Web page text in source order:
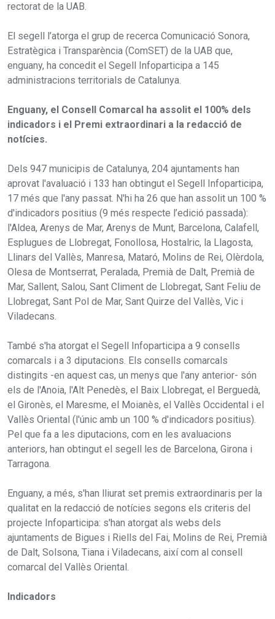
rectorat de la UAB.
El segell l’atorga el grup de recerca Comunicació Sonora,
Estratègica i Transparència (ComSET) de la UAB que,
enguany, ha concedit el Segell Infoparticipa a 145
administracions territorials de Catalunya.
Enguany, el Consell Comarcal ha assolit el 100% dels
indicadors i el Premi extraordinari a la redacció de
notícies.
Dels 947 municipis de Catalunya, 204 ajuntaments han
aprovat l'avaluació i 133 han obtingut el Segell Infoparticipa,
17 més que l'any passat. N'hi ha 26 que han assolit un 100 %
d'indicadors positius (9 més respecte l’edició passada):
l'Aldea, Arenys de Mar, Arenys de Munt, Barcelona, Calafell,
Esplugues de Llobregat, Fonollosa, Hostalric, la Llagosta,
Llinars del Vallès, Manresa, Mataró, Molins de Rei, Olèrdola,
Olesa de Montserrat, Peralada, Premià de Dalt, Premià de
Mar, Sallent, Salou, Sant Climent de Llobregat, Sant Feliu de
Llobregat, Sant Pol de Mar, Sant Quirze del Vallès, Vic i
Viladecans.
També s'ha atorgat el Segell Infoparticipa a 9 consells
comarcals i a 3 diputacions. Els consells comarcals
distingits -en aquest cas, un menys que l'any anterior- són
els de l'Anoia, l'Alt Penedès, el Baix Llobregat, el Berguedà,
el Gironès, el Maresme, el Moianès, el Vallès Occidental i el
Vallès Oriental (l'únic amb un 100 % d'indicadors positius).
Pel que fa a les diputacions, com en les avaluacions
anteriors, han obtingut el segell les de Barcelona, Girona i
Tarragona.
Enguany, a més, s'han lliurat set premis extraordinaris per la
qualitat en la redacció de notícies segons els criteris del
projecte Infoparticipa: s'han atorgat als webs dels
ajuntaments de Bigues i Riells del Fai, Molins de Rei, Premià
de Dalt, Solsona, Tiana i Viladecans, així com al consell
comarcal del Vallès Oriental.
Indicadors